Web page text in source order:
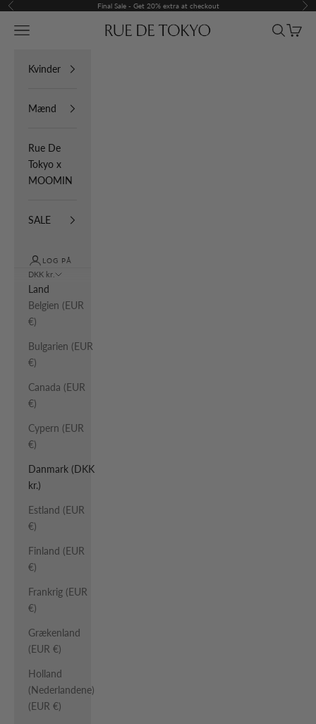
Spring til indhold
Forrige Final Sale - Get 20% extra at checkout
Rue De Tokyo
Menu Søg
Kvinder
Mænd
Rue De
Tokyo x
MOOMIN
SALE
LOG PÅ
DKK kr.
Land
Belgien (EUR
€)
Bulgarien (EUR
€)
Canada (EUR
€)
Cypern (EUR
€)
Danmark (DKK
kr.)
Estland (EUR
€)
Finland (EUR
€)
Frankrig (EUR
€)
Grækenland
(EUR €)
Holland
(Nederlandene)
(EUR €)